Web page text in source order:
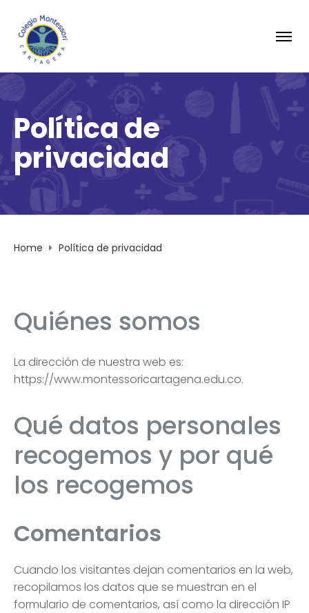
Política de
privacidad
Home Política de privacidad
Quiénes somos
La dirección de nuestra web es:
https://www.montessoricartagena.edu.co.
Qué datos personales
recogemos y por qué
los recogemos
Comentarios
Cuando los visitantes dejan comentarios en la web,
recopilamos los datos que se muestran en el
formulario de comentarios, así como la dirección IP